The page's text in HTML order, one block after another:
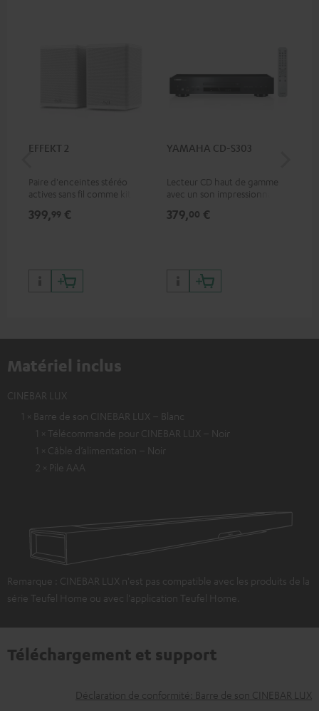
EFFEKT 2
Paire d'enceintes stéréo
actives sans fil comme kit
arrière pour les systèmes
399,99 €
YAMAHA CD-S303
Lecteur CD haut de gamme
avec un son impressionnant
379,00 €
Matériel inclus
CINEBAR LUX
1 × Barre de son CINEBAR LUX – Blanc
1 × Télécommande pour CINEBAR LUX – Noir
1 × Câble d’alimentation – Noir
2 × Pile AAA
Remarque : CINEBAR LUX n'est pas compatible avec les produits de la
série Teufel Home ou avec l'application Teufel Home.
Téléchargement et support
D
Déclaration de conformité: Barre de son CINEBAR LUX